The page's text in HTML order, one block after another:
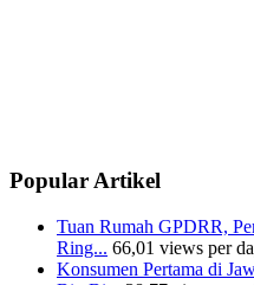
Popular Artikel
Tuan Rumah GPDRR,
Ring... 66,01 views per
Konsumen Pertama di